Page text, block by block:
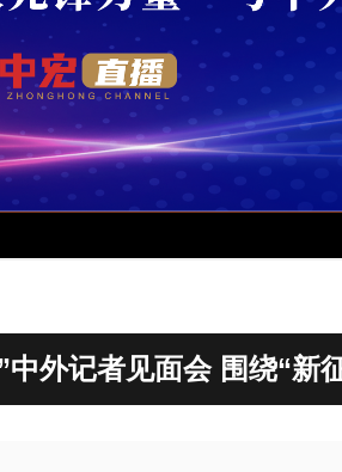
外记者见面会 围绕“新